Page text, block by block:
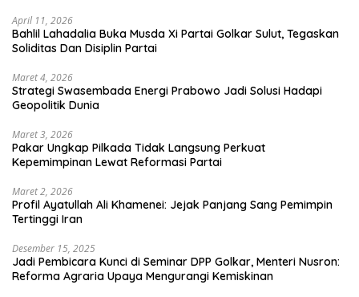
April 11, 2026
Bahlil Lahadalia Buka Musda Xi Partai Golkar Sulut, Tegaskan
Soliditas Dan Disiplin Partai
Maret 4, 2026
Strategi Swasembada Energi Prabowo Jadi Solusi Hadapi
Geopolitik Dunia
Maret 3, 2026
Pakar Ungkap Pilkada Tidak Langsung Perkuat
Kepemimpinan Lewat Reformasi Partai
Maret 2, 2026
Profil Ayatullah Ali Khamenei: Jejak Panjang Sang Pemimpin
Tertinggi Iran
Desember 15, 2025
Jadi Pembicara Kunci di Seminar DPP Golkar, Menteri Nusron:
Reforma Agraria Upaya Mengurangi Kemiskinan